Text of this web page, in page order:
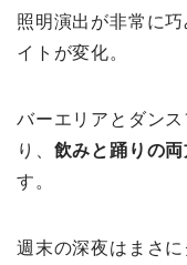
照明演出が非常に
イトが変化。
バーエリアとダン
り、 飲みと踊りの
す。
週末の深夜はまさに